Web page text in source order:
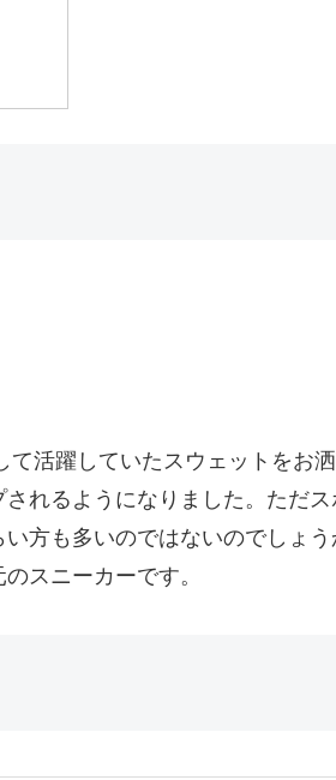
活躍していたスウェットをお
れるようになりました。ただス
方も多いのではないのでしょ
スニーカーです。